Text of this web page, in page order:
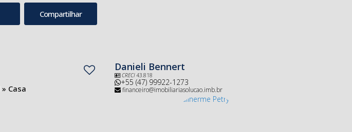
Compartilhar
» Casa
Danieli Bennert
CRECI43.818
+55 (47) 99922-1273
financeiro@imobiliariasolucao.imb.br